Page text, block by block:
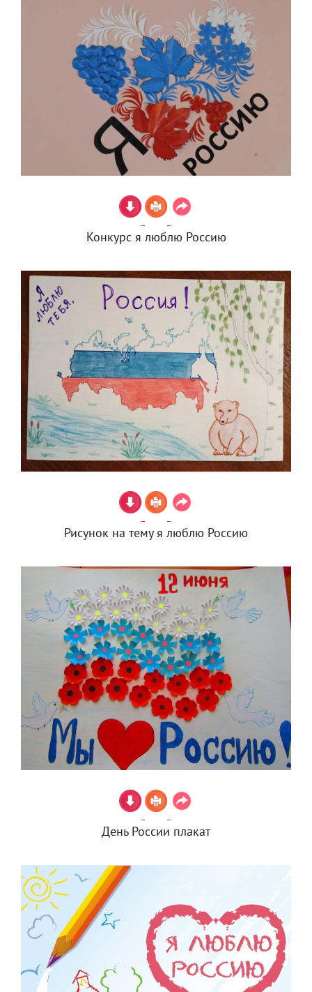
Конкурс я люблю Россию
Рисунок на тему я люблю Россию
День России плакат